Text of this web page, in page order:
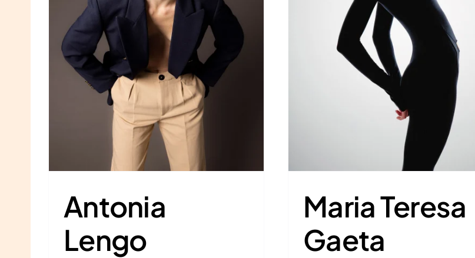
Antonia
Lengo
Maria Teresa Gaeta
I'M Model
Maria Teresa
Gaeta
Romina Covino
I'M Model